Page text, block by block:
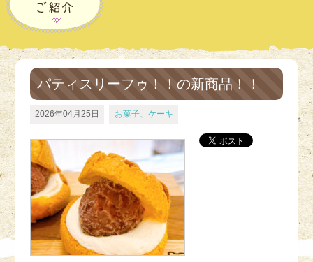
パティスリーフゥ！！の新商品！！
2026年04月25日 お菓子、ケーキ